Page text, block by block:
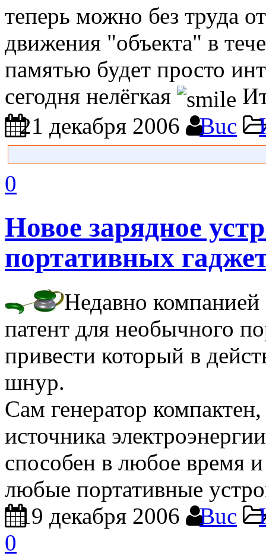
теперь можно без труда
движения "объекта" в
памятью будет просто
сегодня нелёгкая
21 декабря 2006
Buc
0
Новое зарядное
портативных
Недавно компанией
патент для необычного
привести который в
шнур.
Сам генератор
источника
способен в любое время
любые портативные
19 декабря 2006
Buc
0